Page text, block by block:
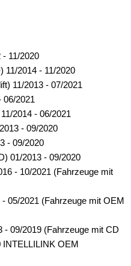
11/2020
11/2014 - 11/2020
11/2013 - 07/2021
06/2021
2014 - 06/2021
- 09/2020
- 09/2020
01/2013 - 09/2020
- 10/2021 (Fahrzeuge mit
05/2021 (Fahrzeuge mit OEM
- 09/2019 (Fahrzeuge mit CD
INTELLILINK OEM